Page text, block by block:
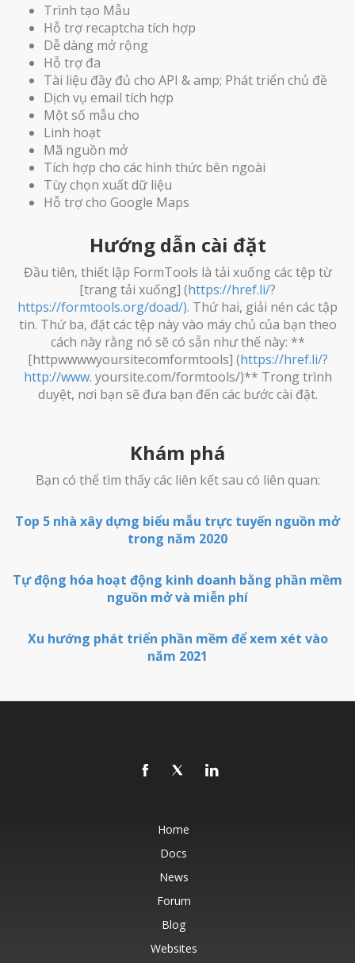
Trình tạo Mẫu
Hỗ trợ recaptcha tích hợp
Dễ dàng mở rộng
Hỗ trợ đa
Tài liệu đầy đủ cho API & amp; Phát triển chủ đề
Dịch vụ email tích hợp
Một số mẫu cho
Linh hoạt
Mã nguồn mở
Tích hợp cho các hình thức bên ngoài
Tùy chọn xuất dữ liệu
Hỗ trợ cho Google Maps
Hướng dẫn cài đặt
Đầu tiên, thiết lập FormTools là tải xuống các tệp từ
[trang tải xuống] (https://href.li/?
https://formtools.org/doad/). Thứ hai, giải nén các tập
tin. Thứ ba, đặt các tệp này vào máy chủ của bạn theo
cách này rằng nó sẽ có sẵn như thế này: **
[httpwwwwyoursitecomformtools] (https://href.li/?
http://www. yoursite.com/formtools/)** Trong trình
duyệt, nơi bạn sẽ đưa bạn đến các bước cài đặt.
Khám phá
Bạn có thể tìm thấy các liên kết sau có liên quan:
Top 5 nhà xây dựng biểu mẫu trực tuyến nguồn mở
trong năm 2020
Tự động hóa hoạt động kinh doanh bằng phần mềm
nguồn mở và miễn phí
Xu hướng phát triển phần mềm để xem xét vào
năm 2021
Home
Docs
News
Forum
Blog
Websites